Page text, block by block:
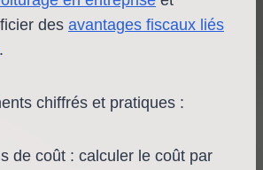
des avantages fiscaux liés
.
chiffrés et pratiques :
de coût : calculer le coût par